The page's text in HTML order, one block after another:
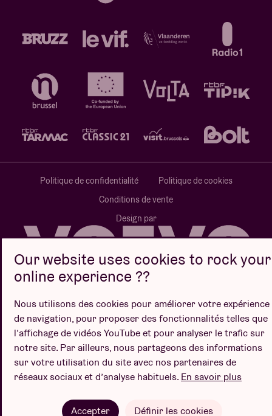
Politique de confidentialité
Politique de cookies
Conditions de vente
Design par
Our website uses cookies to rock your
online experience ??
Nous utilisons des cookies pour améliorer votre expérience
de navigation, pour proposer des fonctionnalités telles que
l’affichage de vidéos YouTube et pour analyser le trafic sur
notre site. Par ailleurs, nous partageons des informations
sur votre utilisation du site avec nos partenaires de
réseaux sociaux et d’analyse habituels. En savoir plus
Accepter Définir les cookies